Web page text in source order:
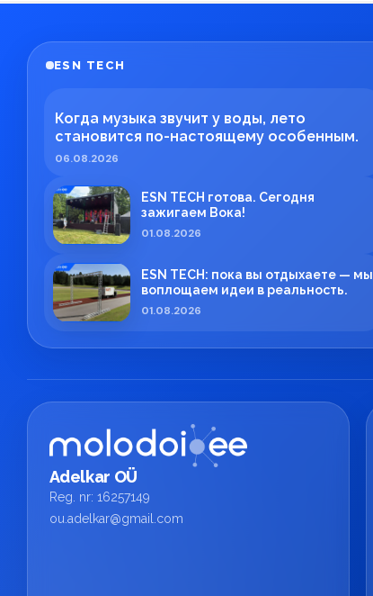
ESN TECH
Когда музыка звучит у воды, лето
становится по-настоящему особенным.
06.08.2026
ESN TECH готова. Сегодня
зажигаем Вока!
01.08.2026
ESN TECH: пока вы отдыхаете — мы
воплощаем идеи в реальность.
01.08.2026
Adelkar OÜ
Reg. nr: 16257149
ou.adelkar@gmail.com